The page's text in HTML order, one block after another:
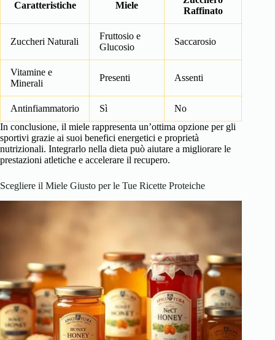
Caratteristiche Miele
Raffinato
Zuccheri Naturali
Fruttosio e
Glucosio
Saccarosio
Vitamine e
Minerali
Presenti Assenti
Antinfiammatorio Sì
No
In conclusione, il miele rappresenta un’ottima opzione per gli
sportivi grazie ai suoi benefici energetici e proprietà
nutrizionali. Integrarlo nella dieta può aiutare a migliorare le
prestazioni atletiche e accelerare il recupero.
Scegliere il Miele Giusto per le Tue Ricette Proteiche